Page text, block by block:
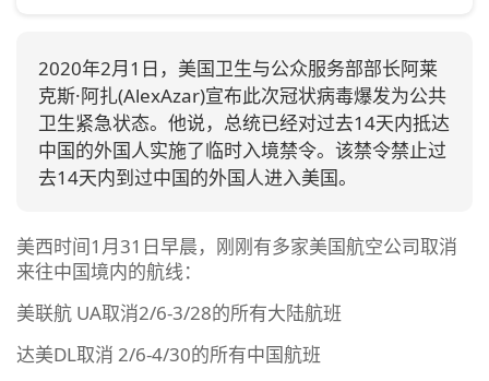
2020年2月1日，美国卫生与公众服务部部长阿莱
克斯·阿扎(AlexAzar)宣布此次冠状病毒爆发为公共
卫生紧急状态。他说，总统已经对过去14天内抵达
中国的外国人实施了临时入境禁令。该禁令禁止过
去14天内到过中国的外国人进入美国。
美西时间1月31日早晨，刚刚有多家美国航空公司取消
来往中国境内的航线：
美联航 UA取消2/6-3/28的所有大陆航班
达美DL取消 2/6-4/30的所有中国航班